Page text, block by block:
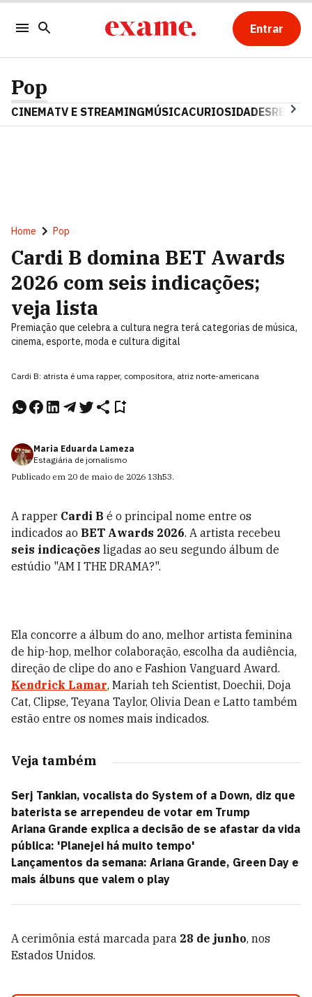
Entrar
Pop
CINEMATV E STREAMINGMÚSICACURIOSIDADES
Home Pop
Cardi B domina BET Awards
2026 com seis indicações;
veja lista
Premiação que celebra a cultura negra terá categorias de música,
cinema, esporte, moda e cultura digital
Cardi B: atrista é uma rapper, compositora, atriz norte-americana
Maria Eduarda Lameza
Estagiária de jornalismo
Publicado em 20 de maio de 2026 13h53.
A rapper Cardi B é o principal nome entre os
indicados ao BET Awards 2026. A artista recebeu
seis indicações ligadas ao seu segundo álbum de
estúdio "AM I THE DRAMA?".
Ela concorre a álbum do ano, melhor artista feminina
de hip-hop, melhor colaboração, escolha da audiência,
direção de clipe do ano e Fashion Vanguard Award.
Kendrick Lamar, Mariah teh Scientist, Doechii, Doja
Cat, Clipse, Teyana Taylor, Olivia Dean e Latto também
estão entre os nomes mais indicados.
Veja também
Serj Tankian, vocalista do System of a Down, diz que
baterista se arrependeu de votar em Trump
Ariana Grande explica a decisão de se afastar da vida
pública: 'Planejei há muito tempo'
Lançamentos da semana: Ariana Grande, Green Day e
mais álbuns que valem o play
A cerimônia está marcada para 28 de junho, nos
Estados Unidos.